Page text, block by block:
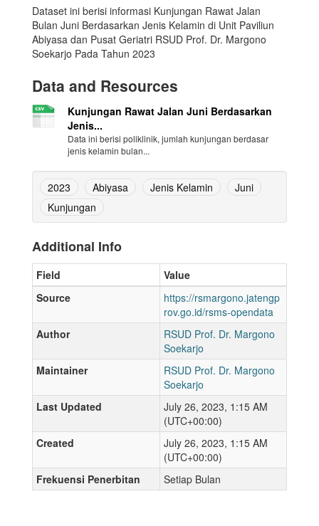
Dataset ini berisi informasi Kunjungan Rawat Jalan
Bulan Juni Berdasarkan Jenis Kelamin di Unit Paviliun
Abiyasa dan Pusat Geriatri RSUD Prof. Dr. Margono
Soekarjo Pada Tahun 2023
Data and Resources
Kunjungan Rawat Jalan Juni Berdasarkan
Jenis...
Data ini berisi poliklinik, jumlah kunjungan berdasar
jenis kelamin bulan...
2023 Abiyasa Jenis Kelamin
Juni
Kunjungan
Additional Info
Field
Value
Source
https://rsmargono.jatengp
rov.go.id/rsms-opendata
Author
RSUD Prof. Dr. Margono
Soekarjo
Maintainer
RSUD Prof. Dr. Margono
Soekarjo
Last Updated
July 26, 2023, 1:15 AM
(UTC+00:00)
Created
July 26, 2023, 1:15 AM
(UTC+00:00)
Frekuensi Penerbitan
Setiap Bulan